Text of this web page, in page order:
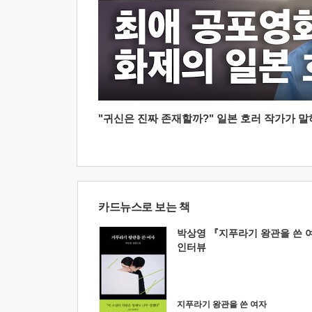
"귀신은 진짜 존재할까?" 일본 호러 작가가
카드뉴스로 보는 책
박상영 『지푸라기 왕관을 쓴
인터뷰
지푸라기 왕관을 쓴 여자